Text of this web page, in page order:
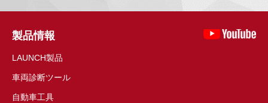
製品情報
LAUNCH製品
車両診断ツール
自動車工具